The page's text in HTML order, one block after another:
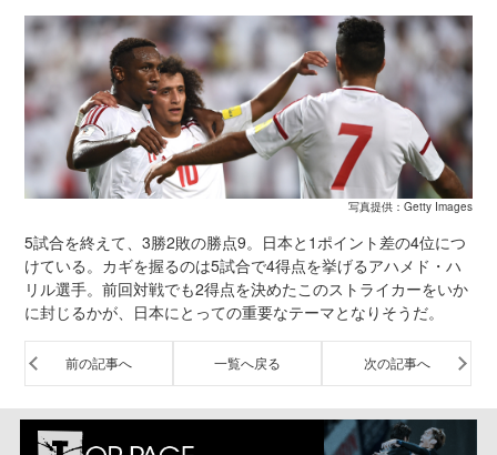
写真提供：Getty Images
5試合を終えて、3勝2敗の勝点9。日本と1ポイント差の4位につ
けている。カギを握るのは5試合で4得点を挙げるアハメド・ハ
リル選手。前回対戦でも2得点を決めたこのストライカーをいか
に封じるかが、日本にとっての重要なテーマとなりそうだ。
前の記事へ 一覧へ戻る 次の記事へ